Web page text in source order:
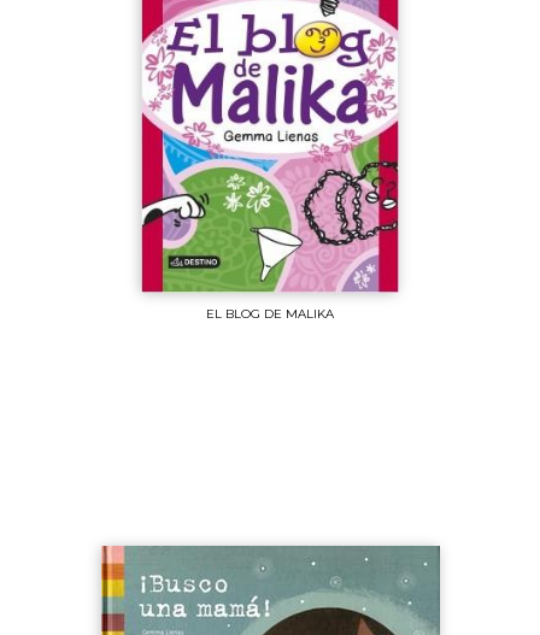
EL BLOG DE MALIKA